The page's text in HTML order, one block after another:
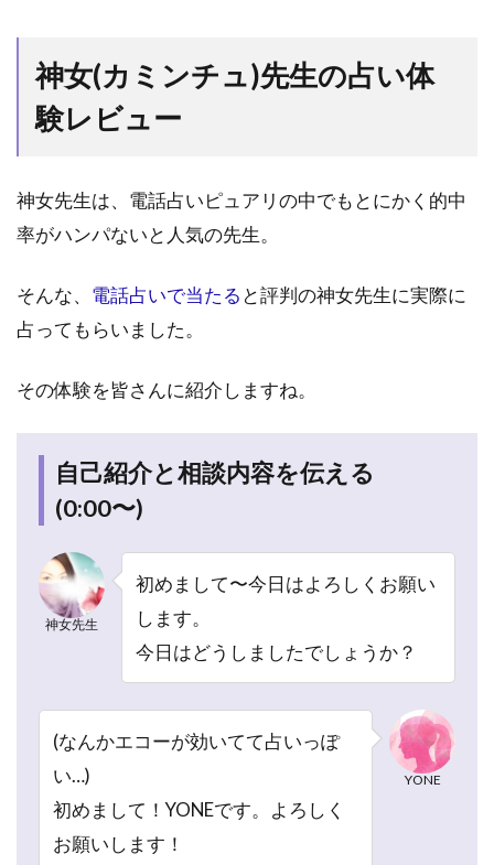
ミ
ン
チ
生
の
占
験
レ
ー
1.1
自己紹
介と相
談内容
る
(0:00〜)
1.2
(2:30〜)
1.3
神女先
生の念
(4:45〜)
神女(カミンチュ)先生の占い体
験レビュー
神女先生は、電話占いピュアリの中でもとにかく的中
率がハンパないと人気の先生。
そんな、 電話占いで当たる と評判の神女先生に実際に
占ってもらいました。
その体験を皆さんに紹介しますね。
自己紹介と相談内容を伝える
(0:00〜)
神女先生
初めまして〜今日はよろしくお願い
します。
今日はどうしましたでしょうか？
YONE
(なんかエコーが効いてて占いっぽ
い…)
初めまして！YONEです。よろしく
お願いします！